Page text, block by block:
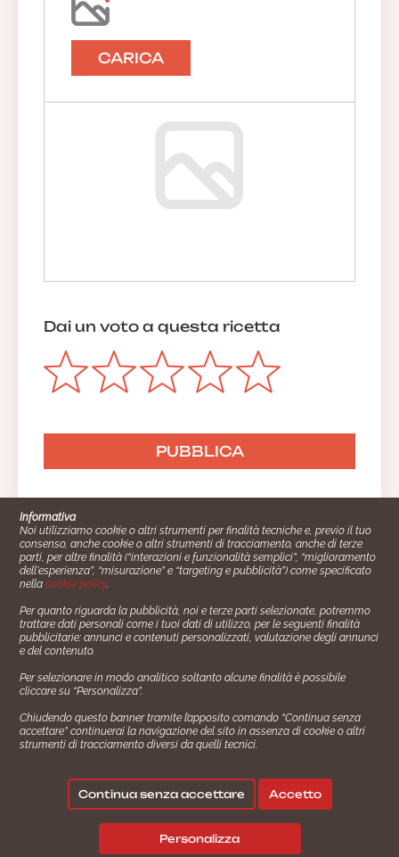
CARICA
Dai un voto a questa ricetta
Cucinare.it è un marchio commerciale di Impiego24.it s.r.l.
copyright 2014 - 2024 P.IVA: 03406490130
Azienda certiﬁcata ISO 27001 numero: SNR 73140386/89/I
- Azienda certiﬁcata ISO 9001 numero: SNR
Gestione consensi e categorie merceologiche marketing
Seguici su:
Termini e Condizioni
Informativa
Noi utilizziamo cookie o altri strumenti per finalità tecniche e, previo il tuo
consenso, anche cookie o altri strumenti di tracciamento, anche di terze
parti, per altre finalità (“interazioni e funzionalità semplici”, “miglioramento
dell'esperienza”, “misurazione” e “targeting e pubblicità”) come specificato
nellacookie policy.
Per quanto riguarda la pubblicità, noi e terze parti selezionate, potremmo
trattare dati personali come i tuoi dati di utilizzo, per le seguenti finalità
pubblicitarie: annunci e contenuti personalizzati, valutazione degli annunci
e del contenuto.
Per selezionare in modo analitico soltanto alcune finalità è possibile
cliccare su “Personalizza”.
Chiudendo questo banner tramite l’apposito comando “Continua senza
accettare” continuerai la navigazione del sito in assenza di cookie o altri
strumenti di tracciamento diversi da quelli tecnici.
Personalizza
Continua senza accettare Accetto